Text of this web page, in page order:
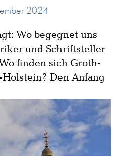
2024
Wo begegnet uns
und Schriftsteller
finden sich Groth-
Den Anfang